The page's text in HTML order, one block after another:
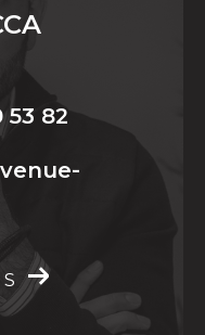
53 82